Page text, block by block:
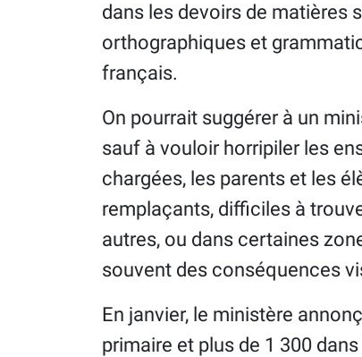
dans les devoirs de matières
orthographiques et
français.
On pourrait suggérer à un
sauf à vouloir horripiler les
chargées, les parents et les
remplaçants, difficiles à
autres, ou dans certaines
souvent des conséquences
En janvier, le ministère
primaire et plus de 1 300